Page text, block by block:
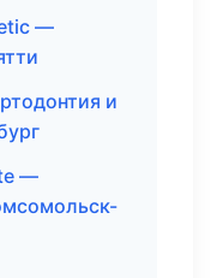
—
и
—